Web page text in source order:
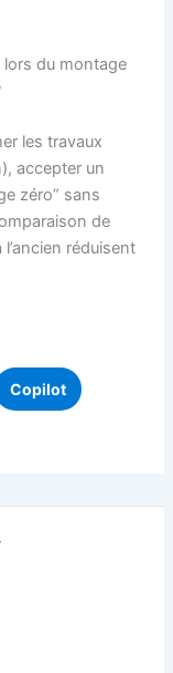
lors du montage
les travaux
accepter un
zéro” sans
de
réduisent
Copilot